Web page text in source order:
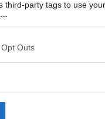
third-party tags to use
Outs
den vägen ska
med annan
att välja en
på den nya
samma